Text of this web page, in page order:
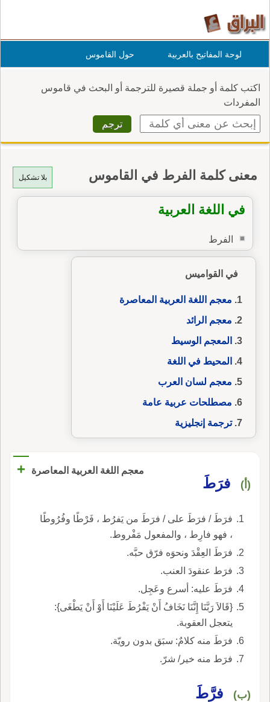
لوحة المفاتيح بالعربية حول القاموس
اكتب كلمة أو جملة قصيرة للترجمة أو البحث في قاموس
المفردات
بلا تشكيل معنى كلمة الفرط في القاموس
في اللغة العربية
الفرط
في القواميس
معجم اللغة العربية المعاصرة
معجم الرائد
المعجم الوسيط
المحيط في اللغة
معجم لسان العرب
مصطلحات عربية عامة
ترجمة إنجليزية
معجم اللغة العربية المعاصرة +
(أ) فرَطَ
فرَطَ / فرَطَ على / فرَطَ من يَفرُط ، فَرْطًا وفُرُوطًا
، فهو فارِط ، والمفعول مَفْروط.
فرَطَ العِقْدَ ونحوَه فرّق حبَّه.
فرَط عنقودَ العنب.
فرَطَ عليه: أسرع وعَجِل.
{قَالاَ رَبَّنَا إِنَّنَا نَخَافُ أَنْ يَفْرُطَ عَلَيْنَا أَوْ أَنْ يَطْغَى}:
يتعجل العقوبة.
فرَطَ منه كلامٌ: سبَق بدون رويّة.
فرَط منه خير/ شرّ.
(ب) فرَّطَ